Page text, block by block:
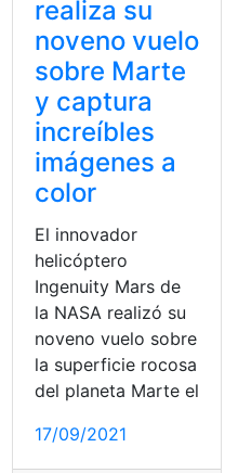
Oferta de Trabajo,Ofertas de
realiza su
noveno vuelo
sobre Marte
y captura
increíbles
imágenes a
color
El innovador
helicóptero
Ingenuity Mars de
la NASA realizó su
noveno vuelo sobre
la superficie rocosa
del planeta Marte el
17/09/2021